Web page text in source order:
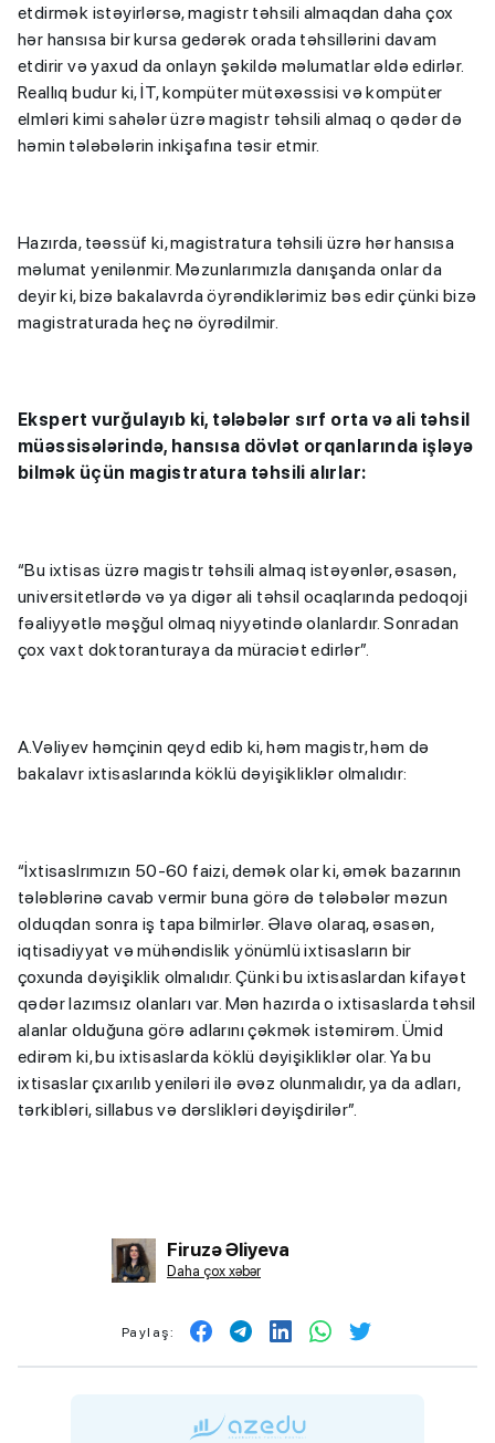
etdirmək istəyirlərsə, magistr təhsili almaqdan daha çox
hər hansısa bir kursa gedərək orada təhsillərini davam
etdirir və yaxud da onlayn şəkildə məlumatlar əldə edirlər.
Reallıq budur ki, İT, kompüter mütəxəssisi və kompüter
elmləri kimi sahələr üzrə magistr təhsili almaq o qədər də
həmin tələbələrin inkişafına təsir etmir.
Hazırda, təəssüf ki, magistratura təhsili üzrə hər hansısa
məlumat yenilənmir. Məzunlarımızla danışanda onlar da
deyir ki, bizə bakalavrda öyrəndiklərimiz bəs edir çünki bizə
magistraturada heç nə öyrədilmir.
Ekspert vurğulayıb ki, tələbələr sırf orta və ali təhsil
müəssisələrində, hansısa dövlət orqanlarında işləyə
bilmək üçün magistratura təhsili alırlar:
“Bu ixtisas üzrə magistr təhsili almaq istəyənlər, əsasən,
universitetlərdə və ya digər ali təhsil ocaqlarında pedoqoji
fəaliyyətlə məşğul olmaq niyyətində olanlardır. Sonradan
çox vaxt doktoranturaya da müraciət edirlər”.
A.Vəliyev həmçinin qeyd edib ki, həm magistr, həm də
bakalavr ixtisaslarında köklü dəyişikliklər olmalıdır:
“İxtisaslrımızın 50-60 faizi, demək olar ki, əmək bazarının
tələblərinə cavab vermir buna görə də tələbələr məzun
olduqdan sonra iş tapa bilmirlər. Əlavə olaraq, əsasən,
iqtisadiyyat və mühəndislik yönümlü ixtisasların bir
çoxunda dəyişiklik olmalıdır. Çünki bu ixtisaslardan kifayət
qədər lazımsız olanları var. Mən hazırda o ixtisaslarda təhsil
alanlar olduğuna görə adlarını çəkmək istəmirəm. Ümid
edirəm ki, bu ixtisaslarda köklü dəyişikliklər olar. Ya bu
ixtisaslar çıxarılıb yeniləri ilə əvəz olunmalıdır, ya da adları,
tərkibləri, sillabus və dərslikləri dəyişdirilər”.
Firuzə Əliyeva
Daha çox xəbər
Paylaş: